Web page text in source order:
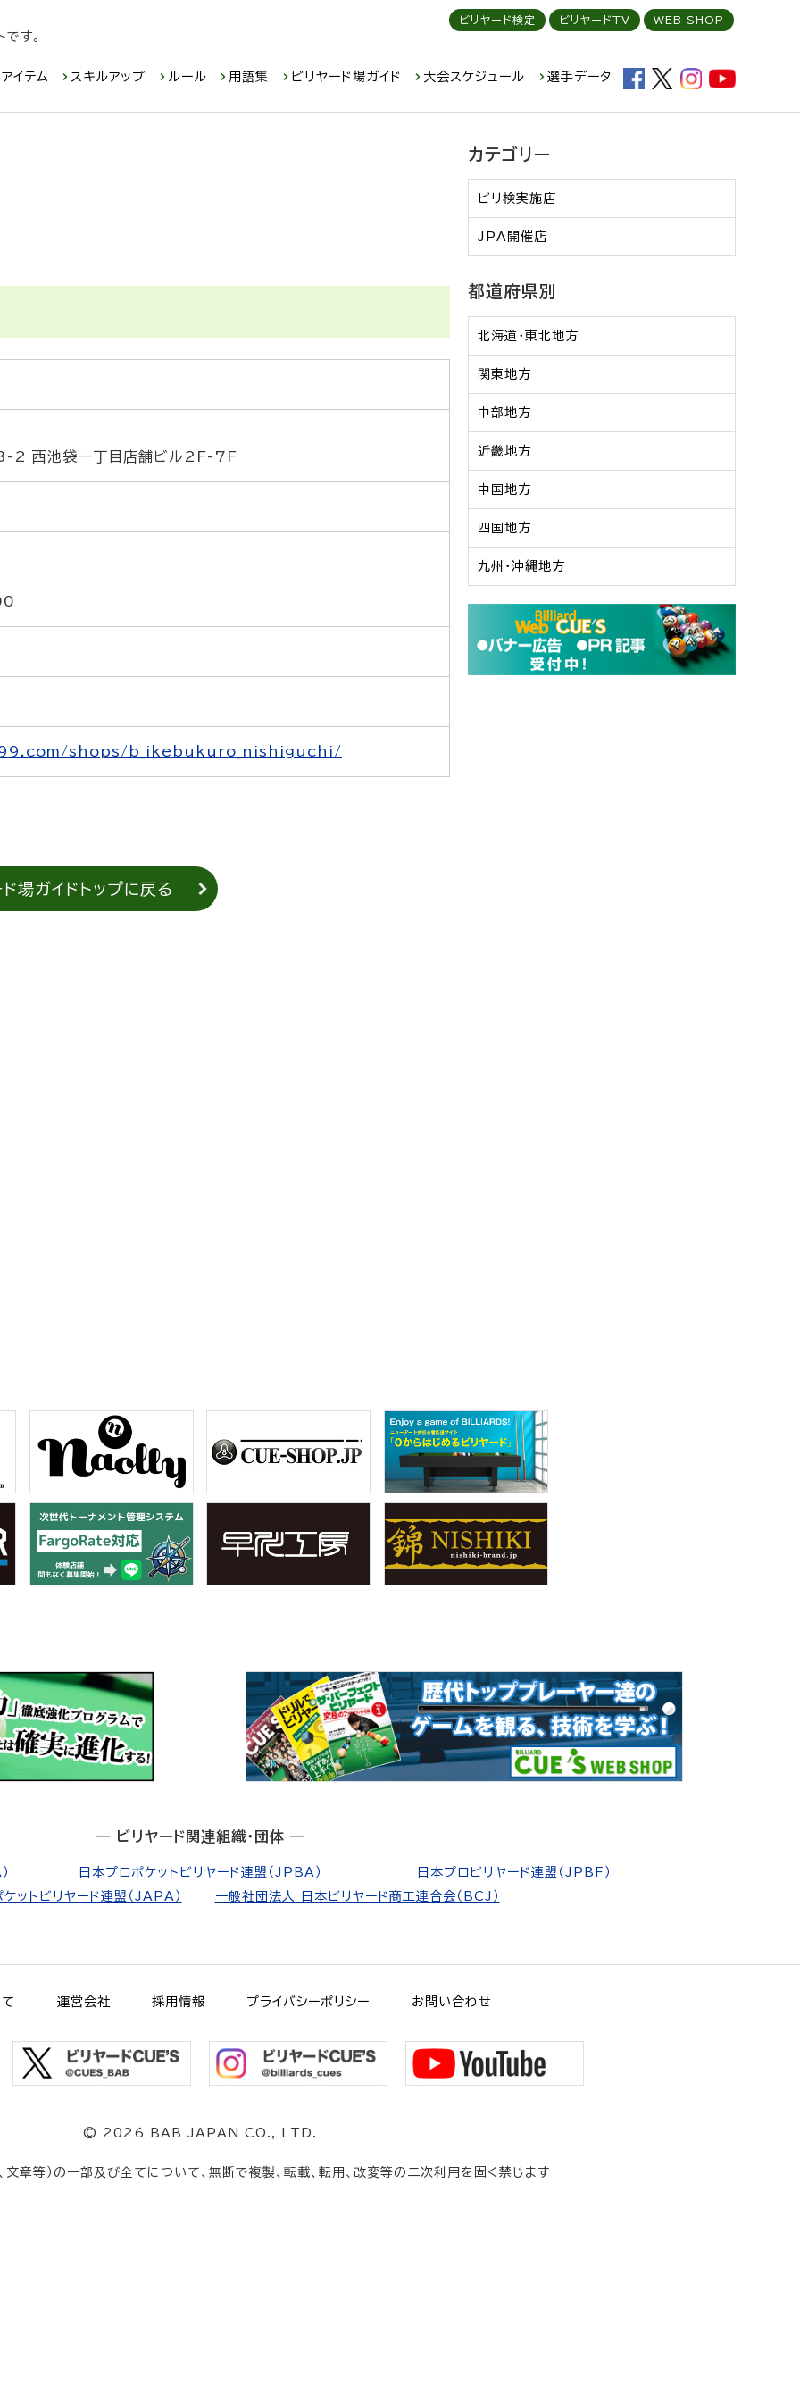
す。
イテム スキルアップ ルール 用語集 ビリヤード場ガイド 大会スケジュール 選手データ
ビリヤード検定 ビリヤードTV WEB SHOP
2 西池袋一丁目店舗ビル2F-7F
shops/b_ikebukuro_nishiguchi/
場ガイドトップに戻る
カテゴリー
ビリ検実施店
JPA開催店
都道府県別
北海道・東北地方
関東地方
中部地方
近畿地方
中国地方
四国地方
九州・沖縄地方
― ビリヤード関連組織・団体 ―
日本プロポケットビリヤード連盟（JPBA）
日本プロビリヤード連盟（JPBF）
ットビリヤード連盟（JAPA）
一般社団法人 日本ビリヤード商工連合会（BCJ）
運営会社 採用情報 プライバシーポリシー お問い合わせ
© 2026 BAB JAPAN CO., LTD.
文章等）の一部及び全てについて、無断で複製、転載、転用、改変等の二次利用を固く禁じます